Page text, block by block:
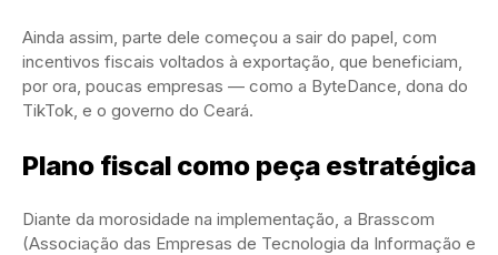
Ainda assim, parte dele começou a sair do papel, com
incentivos fiscais voltados à exportação, que beneficiam,
por ora, poucas empresas — como a ByteDance, dona do
TikTok, e o governo do Ceará.
Plano fiscal como peça estratégica
Diante da morosidade na implementação, a Brasscom
(Associação das Empresas de Tecnologia da Informação e